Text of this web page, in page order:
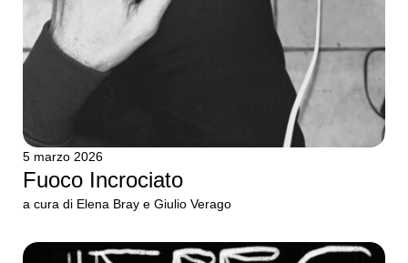
5 marzo 2026
Fuoco Incrociato
a cura di Elena Bray e Giulio Verago